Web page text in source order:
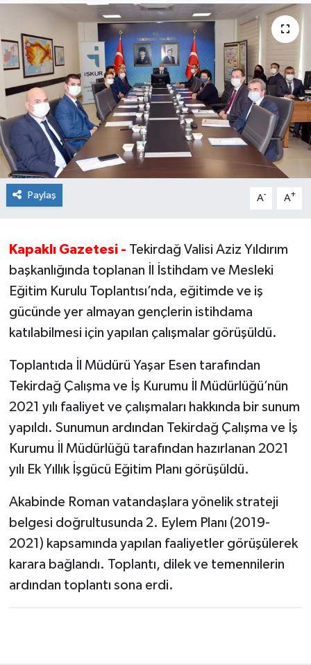
Paylaş A- A+
Kapaklı Gazetesi - Tekirdağ Valisi Aziz Yıldırım
başkanlığında toplanan İl İstihdam ve Mesleki
Eğitim Kurulu Toplantısı’nda, eğitimde ve iş
gücünde yer almayan gençlerin istihdama
katılabilmesi için yapılan çalışmalar görüşüldü.
Toplantıda İl Müdürü Yaşar Esen tarafından
Tekirdağ Çalışma ve İş Kurumu İl Müdürlüğü’nün
2021 yılı faaliyet ve çalışmaları hakkında bir sunum
yapıldı. Sunumun ardından Tekirdağ Çalışma ve İş
Kurumu İl Müdürlüğü tarafından hazırlanan 2021
yılı Ek Yıllık İşgücü Eğitim Planı görüşüldü.
Akabinde Roman vatandaşlara yönelik strateji
belgesi doğrultusunda 2. Eylem Planı (2019-
2021) kapsamında yapılan faaliyetler görüşülerek
karara bağlandı. Toplantı, dilek ve temennilerin
ardından toplantı sona erdi.
Ekonomi
Sağlık
Teknoloji
Yaşam